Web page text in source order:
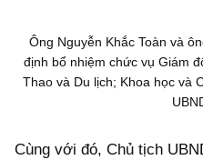
Ông Nguyễn Khắc Toàn và
định bổ nhiệm chức vụ Giám
Thao và Du lịch; Khoa học và
Cùng với đó, Chủ tịch